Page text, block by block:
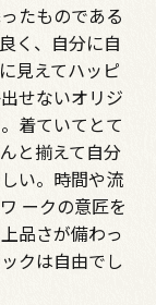
たものである
く、自分に自
見えてハッピ
せないオリジ
着ていてとて
と揃えて自分
い。時間や流
ークの意匠を
品さが備わっ
クは自由でし